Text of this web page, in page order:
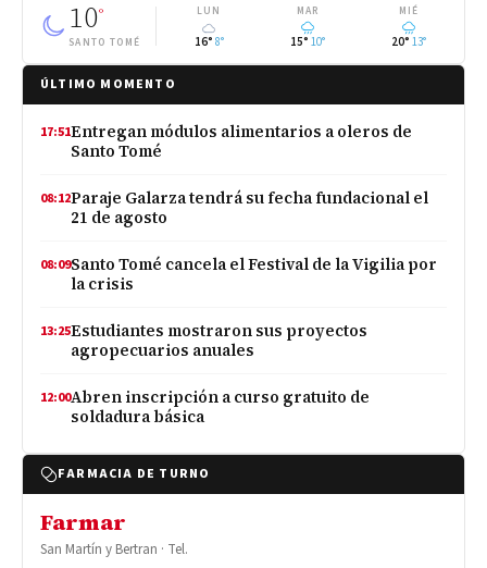
10°
SANTO TOMÉ
LUN
16° 8°
MAR
15° 10°
MIÉ
20° 13°
ÚLTIMO MOMENTO
17:51Entregan módulos alimentarios a oleros de
Santo Tomé
08:12Paraje Galarza tendrá su fecha fundacional el
21 de agosto
08:09Santo Tomé cancela el Festival de la Vigilia por
la crisis
13:25Estudiantes mostraron sus proyectos
agropecuarios anuales
12:00Abren inscripción a curso gratuito de
soldadura básica
FARMACIA DE TURNO
Farmar
San Martín y Bertran · Tel.